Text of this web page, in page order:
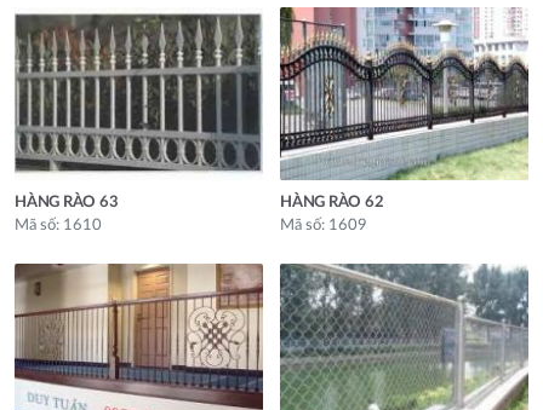
HÀNG RÀO 63
Mã số: 1610
HÀNG RÀO 62
Mã số: 1609